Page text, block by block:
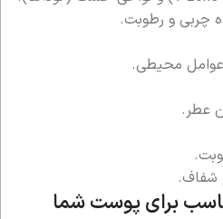
چربی و رطوبت.
محیطی.
عطر.
شفاف.
برای پوست شما